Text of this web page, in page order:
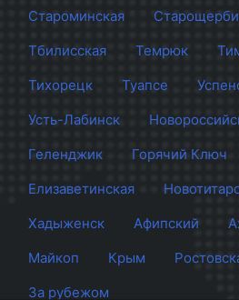
Староминская
Тбилисская
Темрюк
Тихорецк
Туапсе
Усть-Лабинск
Геленджик
Горячий Ключ
Елизаветинская
Хадыженск
Афипский
Майкоп
Крым
За рубежом